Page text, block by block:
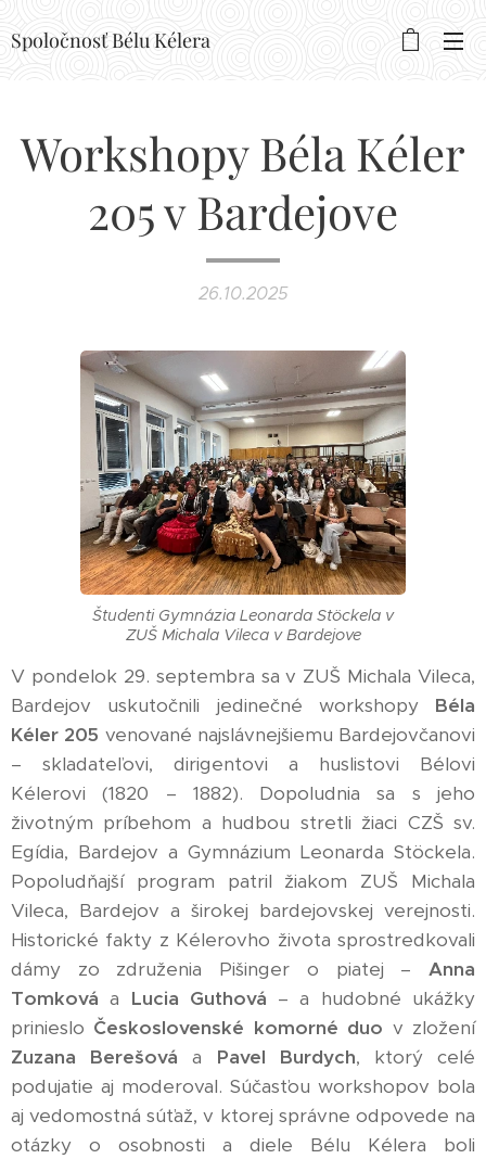
Spoločnosť Bélu Kélera
Workshopy Béla Kéler
205 v Bardejove
26.10.2025
Študenti Gymnázia Leonarda Stöckela v
ZUŠ Michala Vileca v Bardejove
V pondelok 29. septembra sa v ZUŠ Michala Vileca,
Bardejov uskutočnili jedinečné workshopy Béla
Kéler 205 venované najslávnejšiemu Bardejovčanovi
– skladateľovi, dirigentovi a huslistovi Bélovi
Kélerovi (1820 – 1882). Dopoludnia sa s jeho
životným príbehom a hudbou stretli žiaci CZŠ sv.
Egídia, Bardejov a Gymnázium Leonarda Stöckela.
Popoludňajší program patril žiakom ZUŠ Michala
Vileca, Bardejov a širokej bardejovskej verejnosti.
Historické fakty z Kélerovho života sprostredkovali
dámy zo združenia Pišinger o piatej – Anna
Tomková a Lucia Guthová – a hudobné ukážky
prinieslo Československé komorné duo v zložení
Zuzana Berešová a Pavel Burdych, ktorý celé
podujatie aj moderoval. Súčasťou workshopov bola
aj vedomostná súťaž, v ktorej správne odpovede na
otázky o osobnosti a diele Bélu Kélera boli